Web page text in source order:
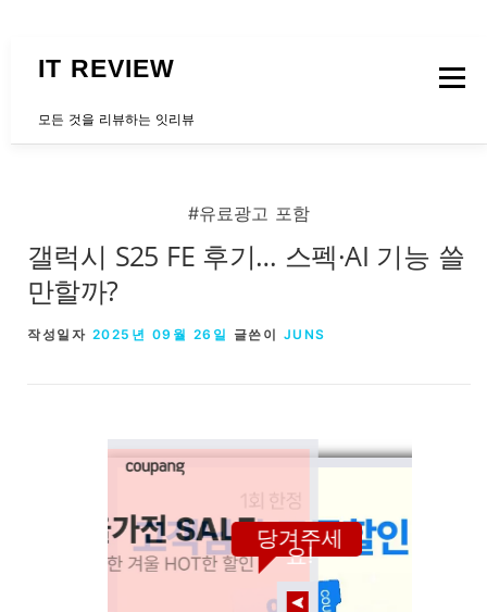
IT REVIEW
모든 것을 리뷰하는 잇리뷰
메뉴
#유료광고 포함
갤럭시 S25 FE 후기… 스펙·AI 기능 쓸
만할까?
작성일자 2025년 09월 26일 글쓴이 JUNS
당겨주세
요!